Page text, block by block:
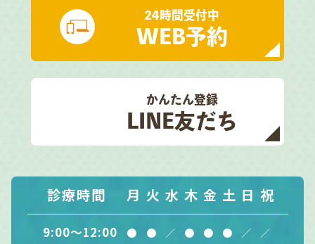
24時間受付中
WEB予約
かんたん登録
LINE友だち
診療時間 月 火 水 木 金 土 日 祝
9:00～12:00 ● ● ／ ● ● ● ／ ／